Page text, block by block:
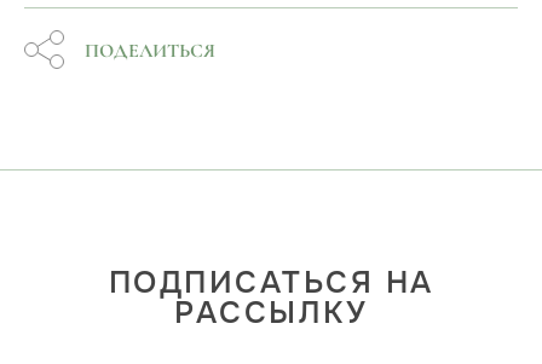
ПОДЕЛИТЬСЯ
ПОДПИСАТЬСЯ НА
РАССЫЛКУ